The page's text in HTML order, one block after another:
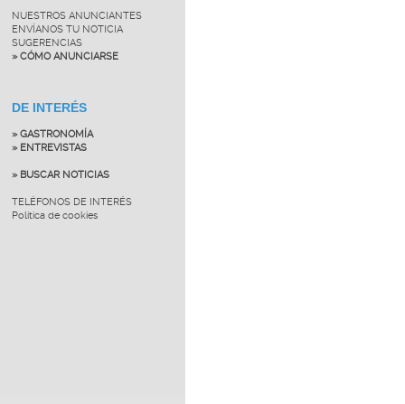
NUESTROS ANUNCIANTES
ENVÍANOS TU NOTICIA
SUGERENCIAS
» CÓMO ANUNCIARSE
DE INTERÉS
» GASTRONOMÍA
» ENTREVISTAS
» BUSCAR NOTICIAS
TELÉFONOS DE INTERÉS
Política de cookies